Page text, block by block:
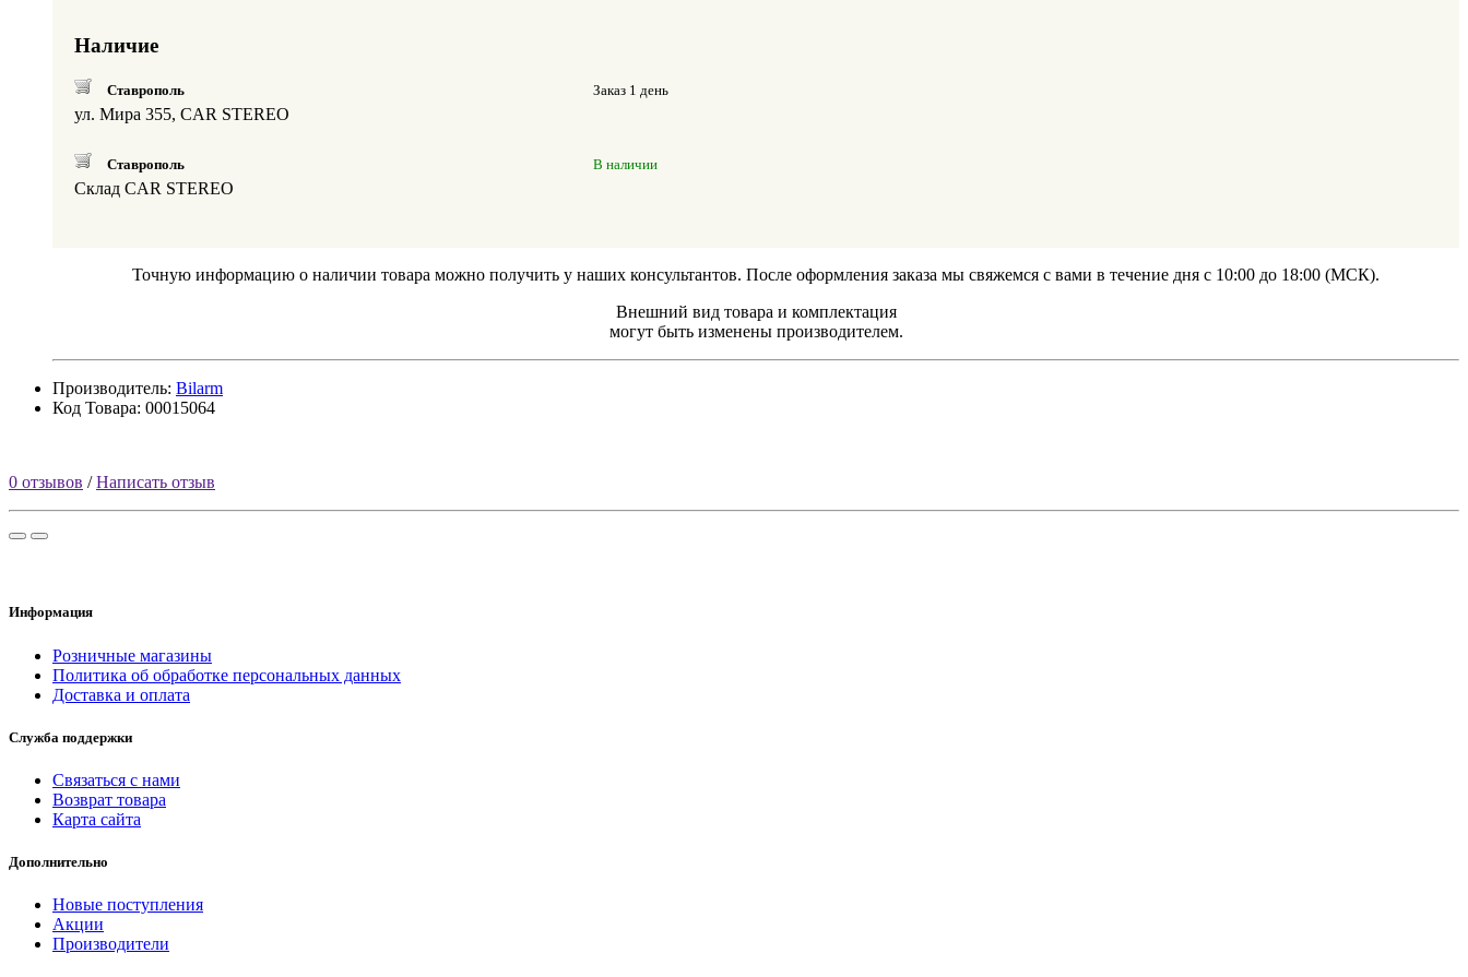
Наличие
Ставрополь Заказ 1 день
ул. Мира 355, CAR STEREO
Ставрополь В наличии
Склад CAR STEREO
Точную информацию о наличии товара можно получить у наших консультантов. После оформления заказа мы свяжемся с вами в течение дня с 10:00 до 18:00 (МСК).
Внешний вид товара и комплектация
могут быть изменены производителем.
Производитель: Bilarm
Код Товара: 00015064
0 отзывов /Написать отзыв
Информация
Розничные магазины
Политика об обработке персональных данных
Доставка и оплата
Служба поддержки
Связаться с нами
Возврат товара
Карта сайта
Дополнительно
Новые поступления
Акции
Производители